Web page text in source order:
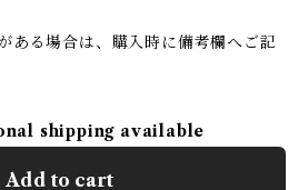
ある場合は、購入時に備考欄へご記
shipping available
Add to cart